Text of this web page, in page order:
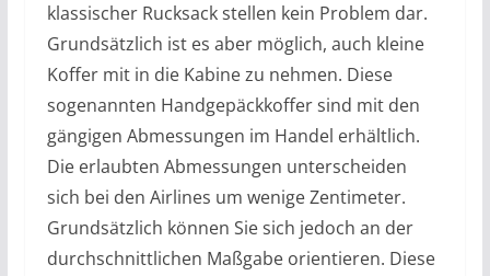
klassischer Rucksack stellen kein Problem dar.
Grundsätzlich ist es aber möglich, auch kleine
Koffer mit in die Kabine zu nehmen. Diese
sogenannten Handgepäckkoffer sind mit den
gängigen Abmessungen im Handel erhältlich.
Die erlaubten Abmessungen unterscheiden
sich bei den Airlines um wenige Zentimeter.
Grundsätzlich können Sie sich jedoch an der
durchschnittlichen Maßgabe orientieren. Diese